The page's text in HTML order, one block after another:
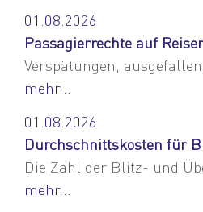
01.08.2026
Passagierrechte auf
Verspätungen,
mehr...
01.08.2026
Durchschnittskosten für
Die Zahl der Blitz- und
mehr...